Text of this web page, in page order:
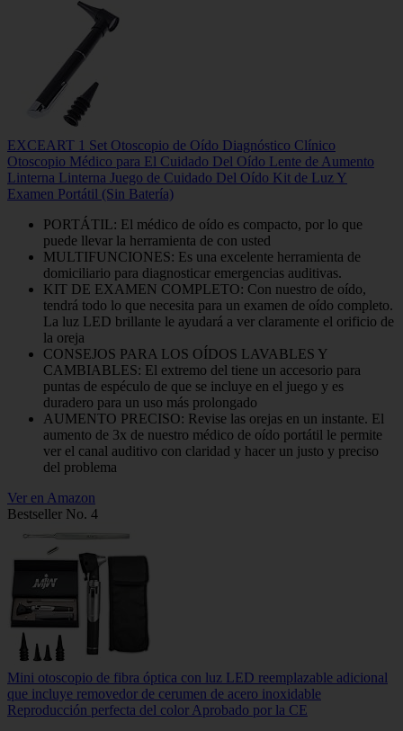
EXCEART 1 Set Otoscopio de Oído Diagnóstico Clínico
Otoscopio Médico para El Cuidado Del Oído Lente de Aumento
Linterna Linterna Juego de Cuidado Del Oído Kit de Luz Y
Examen Portátil (Sin Batería)
PORTÁTIL: El médico de oído es compacto, por lo que
puede llevar la herramienta de con usted
MULTIFUNCIONES: Es una excelente herramienta de
domiciliario para diagnosticar emergencias auditivas.
KIT DE EXAMEN COMPLETO: Con nuestro de oído,
tendrá todo lo que necesita para un examen de oído completo.
La luz LED brillante le ayudará a ver claramente el orificio de
la oreja
CONSEJOS PARA LOS OÍDOS LAVABLES Y
CAMBIABLES: El extremo del tiene un accesorio para
puntas de espéculo de que se incluye en el juego y es
duradero para un uso más prolongado
AUMENTO PRECISO: Revise las orejas en un instante. El
aumento de 3x de nuestro médico de oído portátil le permite
ver el canal auditivo con claridad y hacer un justo y preciso
del problema
Ver en Amazon
Bestseller No. 4
Mini otoscopio de fibra óptica con luz LED reemplazable adicional
que incluye removedor de cerumen de acero inoxidable
Reproducción perfecta del color Aprobado por la CE